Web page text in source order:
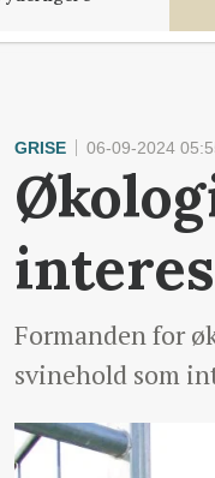
GRISE 06-09-2024
Formanden for
svinehold som